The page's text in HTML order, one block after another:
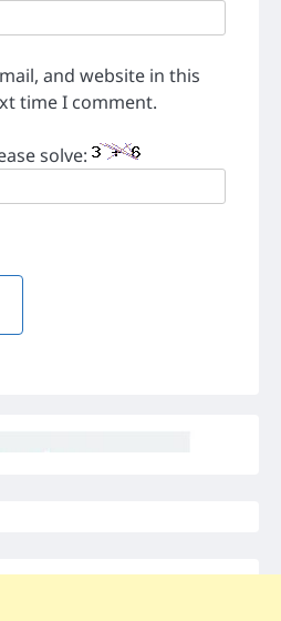
and website in this
time I comment.
solve: